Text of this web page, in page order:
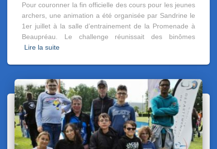
Pour couronner la fin officielle des cours pour les jeunes
archers, une animation a été organisée par Sandrine le
1er juillet à la salle d’entrainement de la Promenade à
Beaupréau. Le challenge réunissait des binômes
Lire la suite